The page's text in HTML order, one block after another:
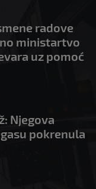
radove
ministartvo
uz pomoć
Njegova
pokrenula